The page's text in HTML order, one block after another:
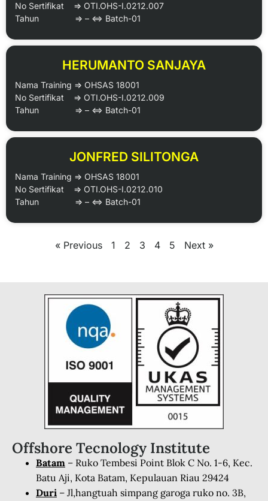
No Sertifikat => OTI.OHS-I.0212.007
Tahun => – <=> Batch-01
HERUMANTO SANJAYA
Nama Training => OHSAS 18001
No Sertifikat => OTI.OHS-I.0212.009
Tahun => – <=> Batch-01
JONFRED SILITONGA
Nama Training => OHSAS 18001
No Sertifikat => OTI.OHS-I.0212.010
Tahun => – <=> Batch-01
« Previous 1 2 3 4 5 Next »
Offshore Tecnology Institute
Batam – Ruko Tembesi Point Blok C No. 1-6, Kec.
Batu Aji, Kota Batam, Kepulauan Riau 29424
Duri – Jl,hangtuah simpang garoga ruko no. 3B,